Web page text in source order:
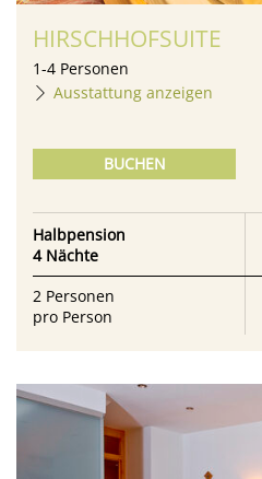
HIRSCHHOFSUITE
1-4 Personen
Ausstattung anzeigen
BUCHEN
Halbpension
4 Nächte
2 Personen
pro Person